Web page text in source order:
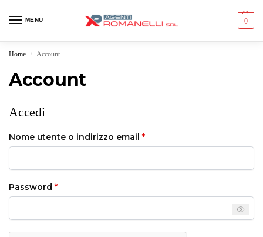
MENU 0
Home / Account
Account
Accedi
Nome utente o indirizzo email *
Password *